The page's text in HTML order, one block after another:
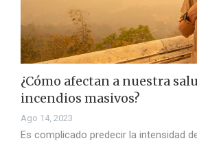
¿Cómo afectan a nuestra
incendios masivos?
Ago 14, 2023
Es complicado predecir la intensidad